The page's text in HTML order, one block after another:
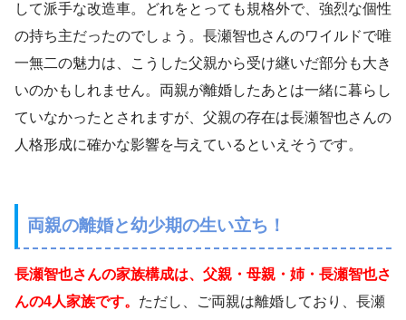
して派手な改造車。どれをとっても規格外で、強烈な個性
の持ち主だったのでしょう。長瀬智也さんのワイルドで唯
一無二の魅力は、こうした父親から受け継いだ部分も大き
いのかもしれません。両親が離婚したあとは一緒に暮らし
ていなかったとされますが、父親の存在は長瀬智也さんの
人格形成に確かな影響を与えているといえそうです。
両親の離婚と幼少期の生い立ち！
長瀬智也さんの家族構成は、父親・母親・姉・長瀬智也さ
んの4人家族です。 ただし、ご両親は離婚しており、長瀬